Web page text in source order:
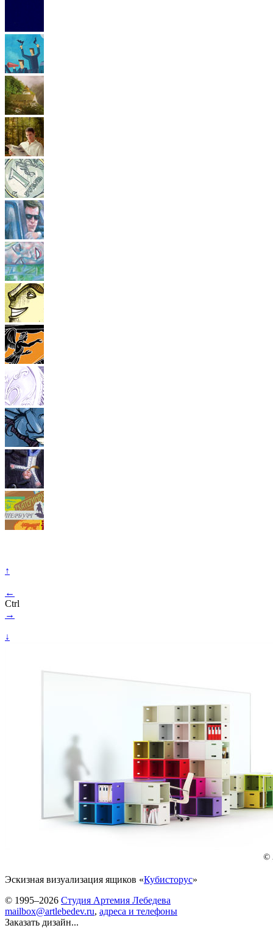
↑
←
Ctrl
→
↓
Эскизная визуализация ящиков «Кубисторус»
© 1995–2026 Студия Артемия Лебедева
mailbox@artlebedev.ru, адреса и телефоны
Заказать дизайн...